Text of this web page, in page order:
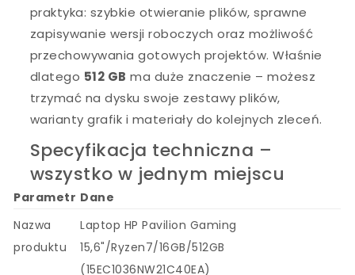
praktyka: szybkie otwieranie plików, sprawne
zapisywanie wersji roboczych oraz możliwość
przechowywania gotowych projektów. Właśnie
dlatego 512 GB ma duże znaczenie – możesz
trzymać na dysku swoje zestawy plików,
warianty grafik i materiały do kolejnych zleceń.
Specyfikacja techniczna –
wszystko w jednym miejscu
Parametr Dane
Nazwa
produktu
Laptop HP Pavilion Gaming
15,6"/Ryzen7/16GB/512GB
(15EC1036NW21C40EA)